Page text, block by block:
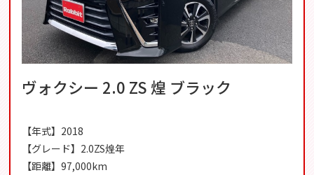
ヴォクシー 2.0 ZS 煌 ブラック
【年式】2018
【グレード】2.0ZS煌年
【距離】97,000km